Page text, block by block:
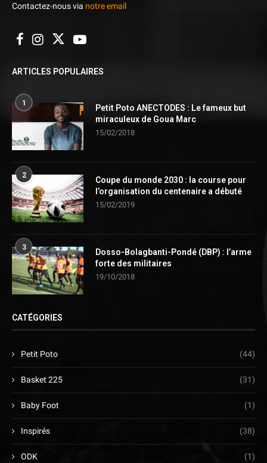
Contactez-nous via notre email
ARTICLES POPULAIRES
1
Petit Poto ANECTODES : Le fameux but
miraculeux de Goua Marc
15/02/2018
2
Coupe du monde 2030 : la course pour
l’organisation du centenaire a débuté
15/02/2019
3
Dosso-Bolagbanti-Pondé (DBP) : l’arme
forte des militaires
19/10/2018
CATÉGORIES
Petit Poto (44)
Basket 225 (31)
Baby Foot (1)
Inspirés (38)
ODK (1)